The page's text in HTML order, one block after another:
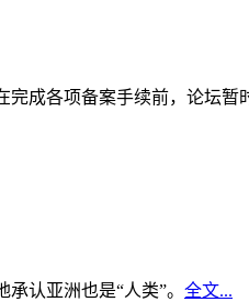
成各项备案手续前，论坛暂
认亚洲也是“人类”。 全文...